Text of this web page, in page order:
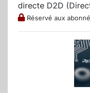
directe D2D
Réservé aux